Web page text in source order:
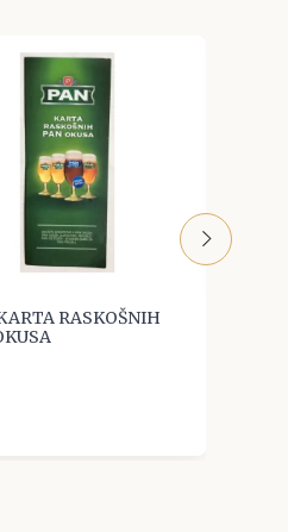
RASKOŠNIH